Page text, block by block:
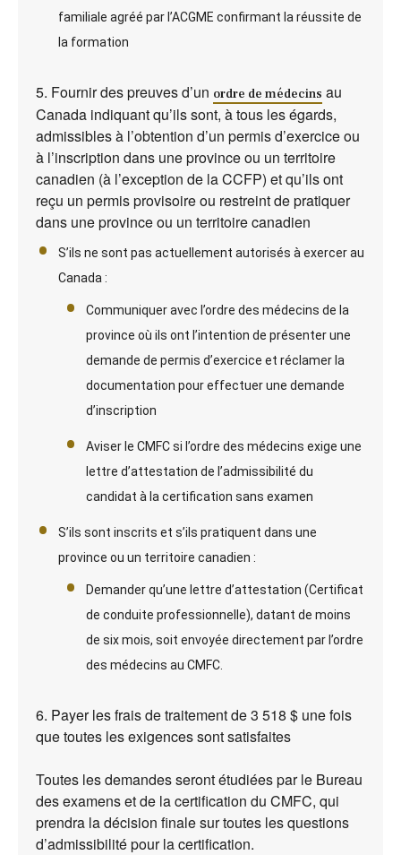
familiale agréé par l’ACGME confirmant la réussite de
la formation
5. Fournir des preuves d’un ordre de médecins au
Canada indiquant qu’ils sont, à tous les égards,
admissibles à l’obtention d’un permis d’exercice ou
à l’inscription dans une province ou un territoire
canadien (à l’exception de la CCFP) et qu’ils ont
reçu un permis provisoire ou restreint de pratiquer
dans une province ou un territoire canadien
S’ils ne sont pas actuellement autorisés à exercer au
Canada :
Communiquer avec l’ordre des médecins de la
province où ils ont l’intention de présenter une
demande de permis d’exercice et réclamer la
documentation pour effectuer une demande
d’inscription
Aviser le CMFC si l’ordre des médecins exige une
lettre d’attestation de l’admissibilité du
candidat à la certification sans examen
S’ils sont inscrits et s’ils pratiquent dans une
province ou un territoire canadien :
Demander qu’une lettre d’attestation (Certificat
de conduite professionnelle), datant de moins
de six mois, soit envoyée directement par l’ordre
des médecins au CMFC.
6. Payer les frais de traitement de 3 518 $ une fois
que toutes les exigences sont satisfaites
Toutes les demandes seront étudiées par le Bureau
des examens et de la certification du CMFC, qui
prendra la décision finale sur toutes les questions
d’admissibilité pour la certification.